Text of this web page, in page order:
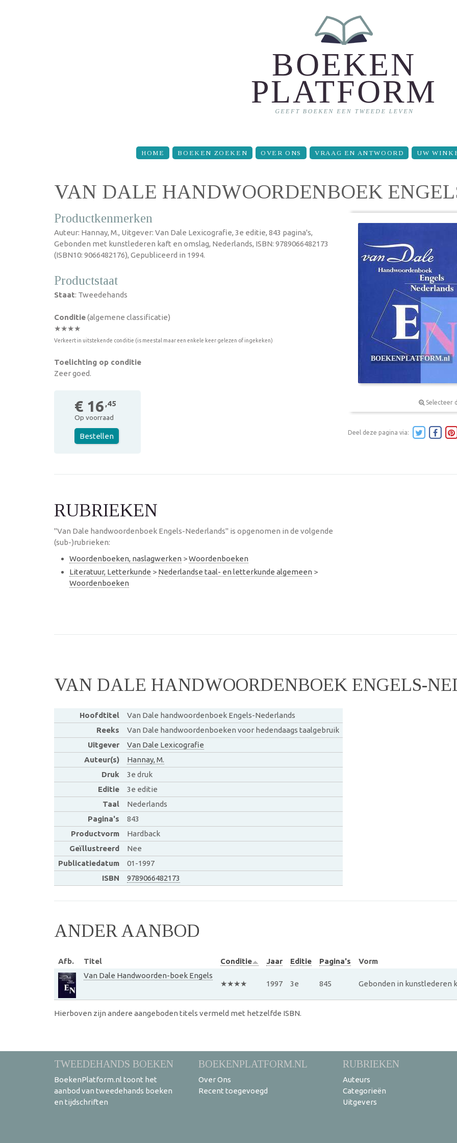
HOME BOEKEN ZOEKEN OVER ONS VRAAG EN ANTWOORD UW
VAN DALE HANDWOORDENBOEK
Productkenmerken
Auteur: Hannay, M., Uitgever: Van Dale Lexicografie, 3e editie, 843 pagina's,
Gebonden met kunstlederen kaft en omslag, Nederlands, ISBN: 9789066482173
(ISBN10: 9066482176), Gepubliceerd in 1994.
Productstaat
Staat: Tweedehands
Conditie(algemene classificatie)
★★★★
Verkeert in uitstekende conditie (is meestal maar een enkele keer gelezen of ingekeken)
Toelichting op conditie
Zeer goed.
€ 16 ,45
Op voorraad
Bestellen
Selecteer
Deel deze pagina via:
RUBRIEKEN
"Van Dale handwoordenboek Engels-Nederlands" is opgenomen in de volgende
(sub-)rubrieken:
Woordenboeken, naslagwerken >Woordenboeken
Literatuur, Letterkunde > Nederlandse taal- en letterkunde algemeen >
Woordenboeken
VAN DALE HANDWOORDENBOEK ENGELS-
Hoofdtitel
Van Dale handwoordenboek Engels-Nederlands
Reeks
Van Dale handwoordenboeken voor hedendaags taalgebruik
Uitgever
Van Dale Lexicografie
Auteur(s)
Hannay, M.
Druk
3e druk
Editie
3e editie
Taal
Nederlands
Pagina's
843
Productvorm
Hardback
Geïllustreerd
Nee
Publicatiedatum
01-1997
ISBN
9789066482173
ANDER AANBOD
Afb. Titel Conditie Jaar Editie Pagina's Vorm
Van Dale Handwoorden-boek Engels
★★★★
1997 3e 845 Gebonden in kunstlederen
Hierboven zijn andere aangeboden titels vermeld met hetzelfde ISBN.
TWEEDEHANDS BOEKEN
BoekenPlatform.nl toont het
aanbod van tweedehands boeken
en tijdschriften
BOEKENPLATFORM.NL
Over Ons
Recent toegevoegd
RUBRIEKEN
Auteurs
Categorieën
Uitgevers